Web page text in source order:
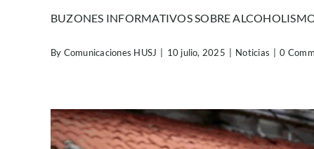
BUZONES INFORMATIVOS SOBRE
By Comunicaciones HUSJ 10 julio, 2025 Noticias 0